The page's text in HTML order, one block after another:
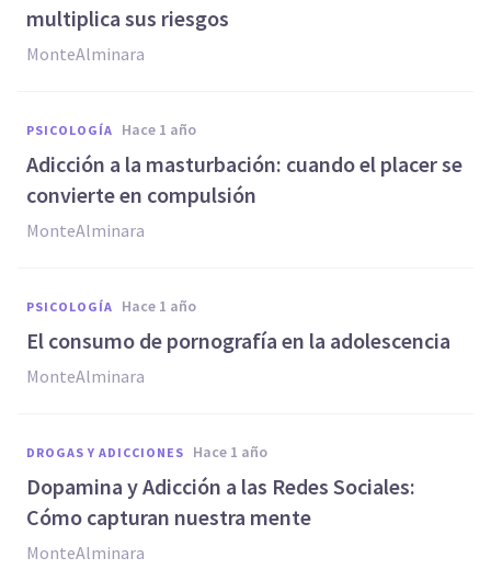
multiplica sus riesgos
MonteAlminara
PSICOLOGÍA hace 1 año
Adicción a la masturbación: cuando el placer se
convierte en compulsión
MonteAlminara
PSICOLOGÍA hace 1 año
El consumo de pornografía en la adolescencia
MonteAlminara
DROGAS Y ADICCIONES hace 1 año
Dopamina y Adicción a las Redes Sociales:
Cómo capturan nuestra mente
MonteAlminara